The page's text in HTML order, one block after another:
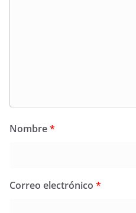
Nombre*
Correo electrónico *